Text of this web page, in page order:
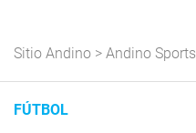
Sitio Andino > Andino Sports
FÚTBOL